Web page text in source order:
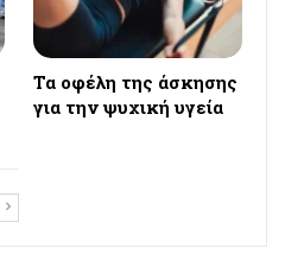
Τα οφέλη της άσκησης
για την ψυχική υγεία